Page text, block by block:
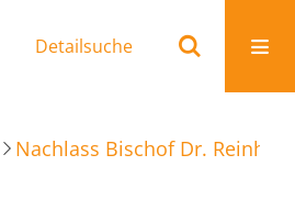
Detailsuche
Nachlass Bischof Dr.